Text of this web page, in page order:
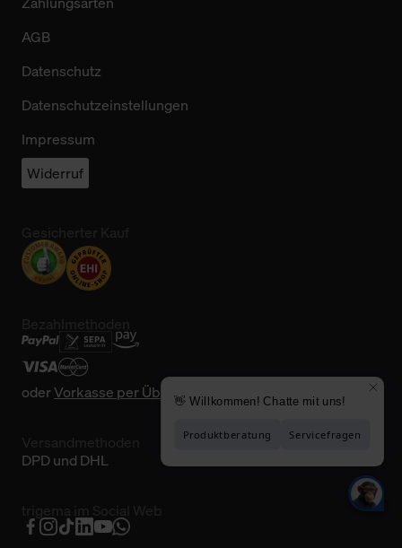
AGB
Datenschutz
Datenschutzeinstellungen
Impressum
Widerruf
oderVorkasse per Überweisung
DPD und DHL